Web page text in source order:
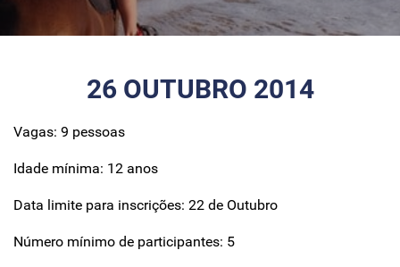
26 OUTUBRO 2014
Vagas: 9 pessoas
Idade mínima: 12 anos
Data limite para inscrições: 22 de Outubro
Número mínimo de participantes: 5